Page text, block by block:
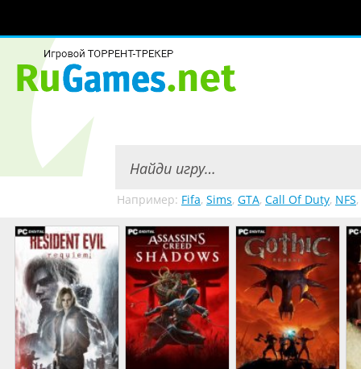
Например: Fifa, Sims, GTA, Call Of Duty, NFS,